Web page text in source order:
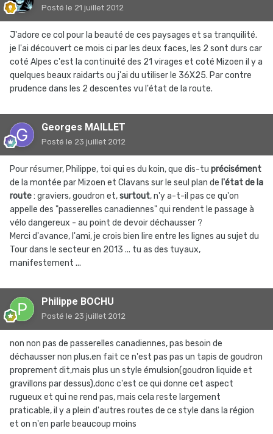
Posté le 21 juillet 2012
J'adore ce col pour la beauté de ces paysages et sa tranquilité.
je l'ai découvert ce mois ci par les deux faces, les 2 sont durs car
coté Alpes c'est la continuité des 21 virages et coté Mizoen il y a
quelques beaux raidarts ou j'ai du utiliser le 36X25. Par contre
prudence dans les 2 descentes vu l'état de la route.
Georges MAILLET
Posté le 23 juillet 2012
Pour résumer, Philippe, toi qui es du koin, que dis-tu précisément
de la montée par Mizoen et Clavans sur le seul plan de l'état de la
route: graviers, goudron et,surtout, n'y a-t-il pas ce qu'on
appelle des "passerelles canadiennes" qui rendent le passage à
vélo dangereux - au point de devoir déchausser ?
Merci d'avance, l'ami, je crois bien lire entre les lignes au sujet du
Tour dans le secteur en 2013 ... tu as des tuyaux,
manifestement ...
Philippe BOCHU
Posté le 23 juillet 2012
non non pas de passerelles canadiennes, pas besoin de
déchausser non plus.en fait ce n'est pas pas un tapis de goudron
proprement dit,mais plus un style émulsion(goudron liquide et
gravillons par dessus),donc c'est ce qui donne cet aspect
rugueux et qui ne rend pas, mais cela reste largement
praticable, il y a plein d'autres routes de ce style dans la région
et on n'en parle beaucoup moins